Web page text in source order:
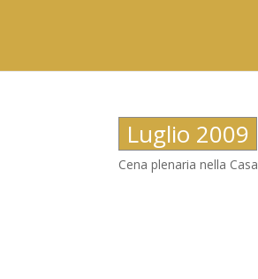
Luglio 2009
Cena plenaria nella